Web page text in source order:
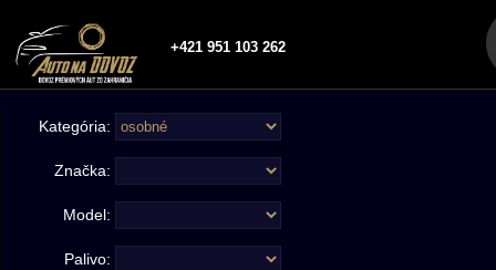
+421 951 103 262
Kategória:
Značka:
Model:
Palivo: